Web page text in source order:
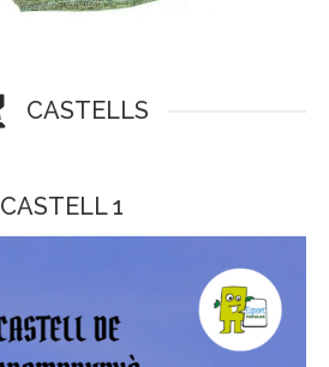
CASTELLS
CASTELL 1